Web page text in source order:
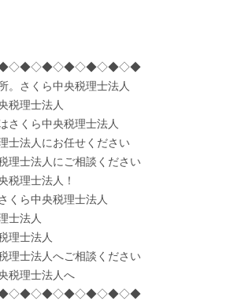
。さくら中央税理士法人
税理士法人
さくら中央税理士法人
士法人にお任せください
理士法人にご相談ください
税理士法人！
くら中央税理士法人
士法人
理士法人
理士法人へご相談ください
税理士法人へ